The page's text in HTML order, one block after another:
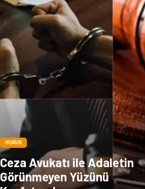
HUKUK
Ceza Avukatı ile Adaletin
Görünmeyen Yüzünü